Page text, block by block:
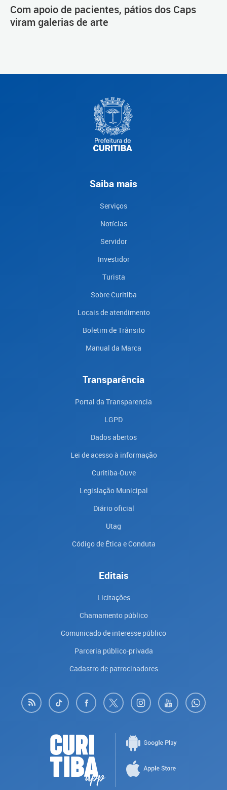
Com apoio de pacientes, pátios dos Caps
viram galerias de arte
Saiba mais
Serviços
Notícias
Servidor
Investidor
Turista
Sobre Curitiba
Locais de atendimento
Boletim de Trânsito
Manual da Marca
Transparência
Portal da Transparencia
LGPD
Dados abertos
Lei de acesso à informação
Curitiba-Ouve
Legislação Municipal
Diário oficial
Utag
Código de Ética e Conduta
Editais
Licitações
Chamamento público
Comunicado de interesse público
Parceria público-privada
Cadastro de patrocinadores